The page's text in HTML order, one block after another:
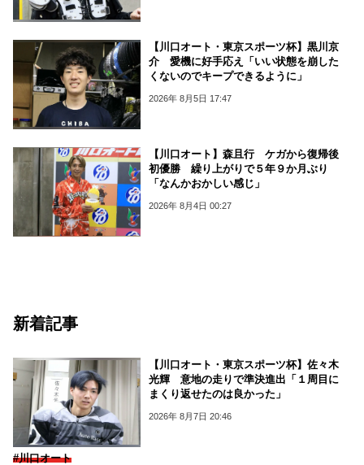
【川口オート・東京スポーツ杯】黒川京
介 愛機に好手応え「いい状態を崩した
くないのでキープできるように」
2026年 8月5日 17:47
【川口オート】森且行 ケガから復帰後
初優勝 繰り上がりで５年９か月ぶり
「なんかおかしい感じ」
2026年 8月4日 00:27
新着記事
【川口オート・東京スポーツ杯】佐々木
光輝 意地の走りで準決進出「１周目に
まくり返せたのは良かった」
2026年 8月7日 20:46
#川口オート